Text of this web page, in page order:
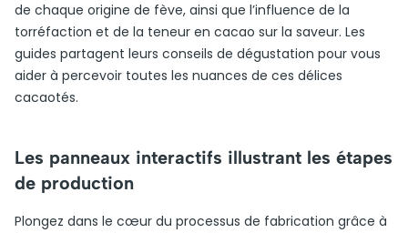
de chaque origine de fève, ainsi que l’influence de la
torréfaction et de la teneur en cacao sur la saveur. Les
guides partagent leurs conseils de dégustation pour vous
aider à percevoir toutes les nuances de ces délices
cacaotés.
Les panneaux interactifs illustrant les étapes
de production
Plongez dans le cœur du processus de fabrication grâce à